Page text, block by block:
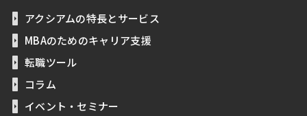
アクシアムの特長とサービス
MBAのためのキャリア支援
転職ツール
コラム
イベント・セミナー